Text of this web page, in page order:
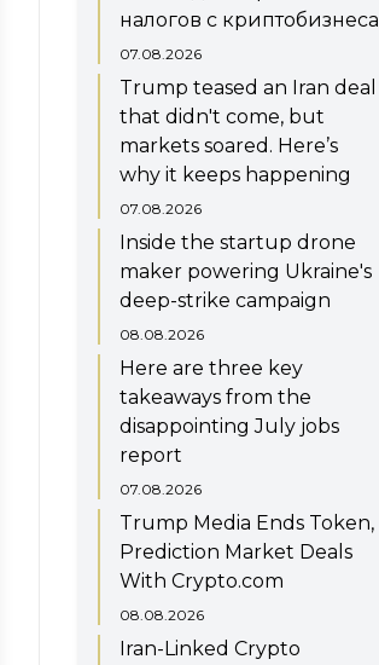
налогов с криптобизнеса
07.08.2026
Trump teased an Iran deal
that didn't come, but
markets soared. Here’s
why it keeps happening
07.08.2026
Inside the startup drone
maker powering Ukraine's
deep-strike campaign
08.08.2026
Here are three key
takeaways from the
disappointing July jobs
report
07.08.2026
Trump Media Ends Token,
Prediction Market Deals
With Crypto.com
08.08.2026
Iran-Linked Crypto